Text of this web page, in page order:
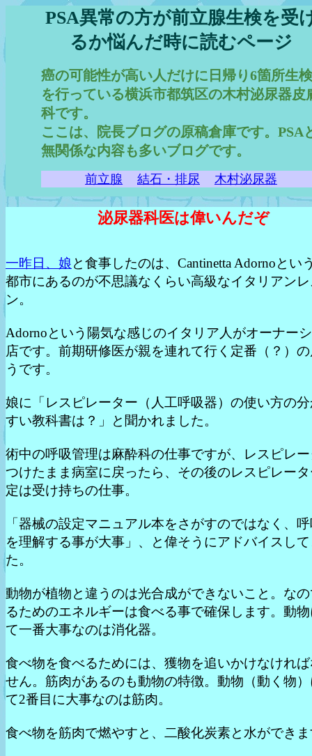
PSA異常の方が前立腺生検を受
るか悩んだ時に読むページ
癌の可能性が高い人だけに日帰り6箇所生
を行っている横浜市都筑区の木村泌尿器皮
科です。
ここは、院長ブログの原稿倉庫です。PSA
無関係な内容も多いブログです。
前立腺 結石・排尿 木村泌尿器
泌尿器科医は偉いんだぞ
一昨日、娘と食事したのは、Cantinetta Adornoとい
都市にあるのが不思議なくらい高級なイタリアン
ン。
Adornoという陽気な感じのイタリア人がオーナー
店です。前期研修医が親を連れて行く定番（？）
うです。
娘に「レスピレーター（人工呼吸器）の使い方の
すい教科書は？」と聞かれました。
術中の呼吸管理は麻酔科の仕事ですが、レスピレ
つけたまま病室に戻ったら、その後のレスピレー
定は受け持ちの仕事。
「器械の設定マニュアル本をさがすのではなく、
を理解する事が大事」、と偉そうにアドバイスし
た。
動物が植物と違うのは光合成ができないこと。な
るためのエネルギーは食べる事で確保します。動
て一番大事なのは消化器。
食べ物を食べるためには、獲物を追いかけなけれ
せん。筋肉があるのも動物の特徴。動物（動く物
て2番目に大事なのは筋肉。
食べ物を筋肉で燃やすと、二酸化炭素と水ができ